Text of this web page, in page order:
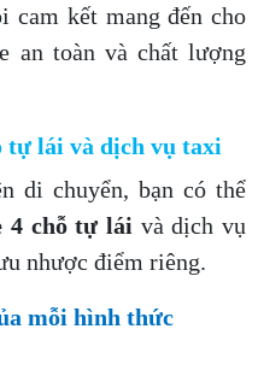
cam kết mang đến cho
an toàn và chất lượng
tự lái và dịch vụ taxi
di chuyển, bạn có thể
4 chỗ tự lái và dịch vụ
nhược điểm riêng.
mỗi hình thức